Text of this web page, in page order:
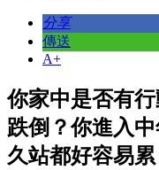
分享
傳送
A+
你家中是否有
跌倒？你進入
久站都好容易